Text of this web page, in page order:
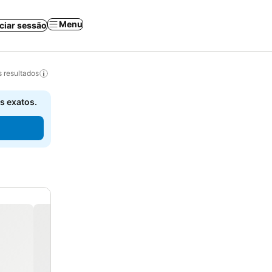
sessão Menu
resultados
exatos.